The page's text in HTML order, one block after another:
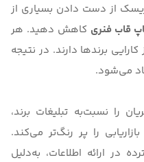
ریسک از دست دادن بسیاری از
قاب فنری کاهش دهید. هر
برندها دارند. در نتیجه
می‌شود.
را نسبت‌به تبلیغات برند،
را پر رنگ‌تر می‌کند.
در ارائه اطلاعات، به‌دلیل